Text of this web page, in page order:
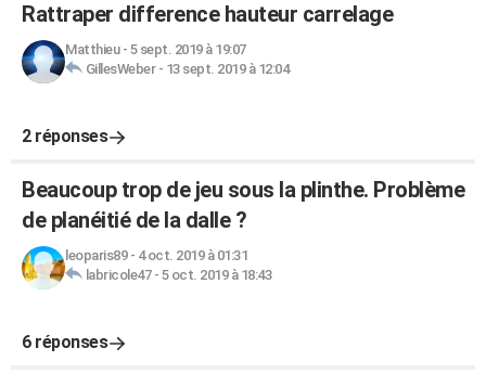
Rattraper difference hauteur carrelage
Matthieu- 5 sept. 2019 à 19:07
GillesWeber- 13 sept. 2019 à 12:04
2 réponses
Beaucoup trop de jeu sous la plinthe. Problème
de planéitié de la dalle ?
leoparis89- 4 oct. 2019 à 01:31
labricole47- 5 oct. 2019 à 18:43
6 réponses